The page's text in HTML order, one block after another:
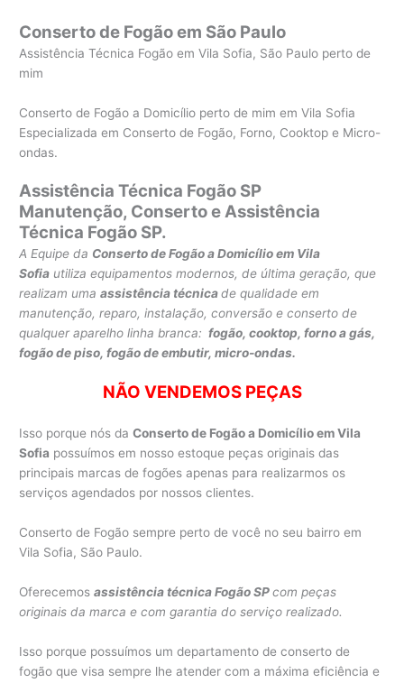
Conserto de Fogão em São Paulo
Assistência Técnica Fogão em Vila Sofia, São Paulo perto de
mim
Conserto de Fogão a Domicílio perto de mim em Vila Sofia
Especializada em Conserto de Fogão, Forno, Cooktop e Micro-
ondas.
Assistência Técnica Fogão SP
Manutenção, Conserto e Assistência
Técnica Fogão SP.
A Equipe da Conserto de Fogão a Domicílio em Vila
Sofia utiliza equipamentos modernos, de última geração, que
realizam umaassistência técnicade qualidade em
manutenção, reparo, instalação, conversão e conserto de
qualquer aparelho linha branca: fogão, cooktop, forno a gás,
fogão de piso, fogão de embutir, micro-ondas.
NÃO VENDEMOS PEÇAS
Isso porque nós daConserto de Fogão a Domicílio em Vila
Sofia possuímos em nosso estoque peças originais das
principais marcas de fogões apenas para realizarmos os
serviços agendados por nossos clientes.
Conserto de Fogão sempre perto de você no seu bairro em
Vila Sofia, São Paulo.
Oferecemosassistência técnica Fogão SPcom peças
originais da marca e com garantia do serviço realizado.
Isso porque possuímos um departamento de conserto de
fogão que visa sempre lhe atender com a máxima eficiência e